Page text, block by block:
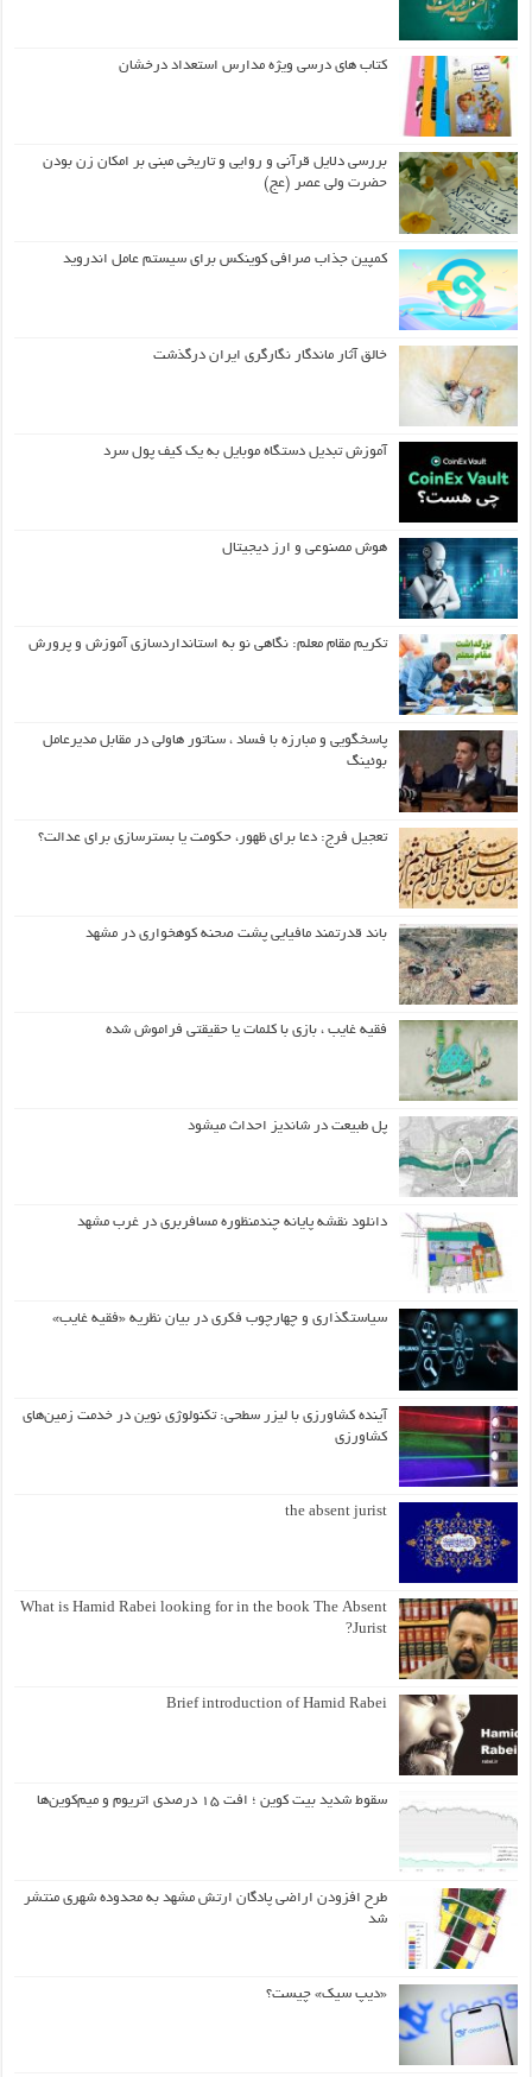
کتاب های درسی ویژه مدارس استعداد درخشان
بررسی دلایل قرآنی و روایی و تاریخی مبنی بر امکان زن بودن
حضرت ولی عصر (عج)
کمپین جذاب صرافی کوینکس برای سیستم عامل اندروید
خالق آثار ماندگار نگارگری ایران درگذشت
آموزش تبدیل دستگاه موبایل به یک کیف‌ پول سرد
هوش مصنوعی و ارز دیجیتال
تکریم مقام معلم: نگاهی نو به استانداردسازی آموزش و پرورش
پاسخگویی و مبارزه با فساد ، سناتور هاولی در مقابل مدیرعامل
بوئینگ
تعجیل فرج: دعا برای ظهور، حکومت یا بسترسازی برای عدالت؟
باند قدرتمند مافیایی پشت صحنه کوهخواری در مشهد
فقیه غایب ، بازی با کلمات یا حقیقتی فراموش شده
پل طبیعت در شاندیز احداث میشود
دانلود نقشه پایانه چندمنظوره مسافربری در غرب مشهد
سیاستگذاری و چهارچوب فکری در بیان نظریه «فقیه غایب»
آینده کشاورزی با لیزر سطحی: تکنولوژی نوین در خدمت زمین‌های
کشاورزی
the absent jurist
What is Hamid Rabei looking for in the book The Absent
Jurist?
Brief introduction of Hamid Rabei
سقوط شدید بیت کوین ؛ افت ۱۵ درصدی اتریوم و میم‌کوین‌ها
طرح افزودن اراضی پادگان ارتش مشهد به محدوده شهری منتشر
شد
«دیپ سیک» چیست؟